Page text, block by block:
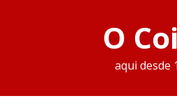
O
aqui desde